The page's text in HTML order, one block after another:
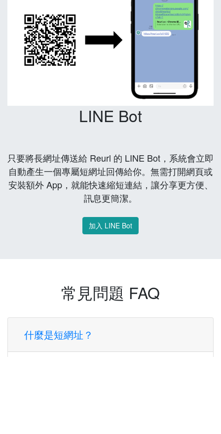
LINE Bot
只要將長網址傳送給 Reurl 的 LINE Bot，系統會立即
自動產生一個專屬短網址回傳給你。無需打開網頁或
安裝額外 App，就能快速縮短連結，讓分享更方便、
訊息更簡潔。
加入 LINE Bot
常見問題 FAQ
什麼是短網址？